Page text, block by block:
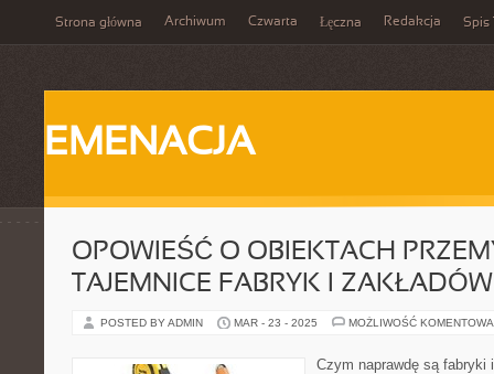
Strona główna Archiwum Czwarta Łęczna Redakcja Spis
EMENACJA
OPOWIEŚĆ O OBIEKTACH
TAJEMNICE FABRYK I ZAKŁADÓW
POSTED BY ADMIN MAR - 23 - 2025 MOŻLIWOŚĆ
Czym naprawdę są fabryki